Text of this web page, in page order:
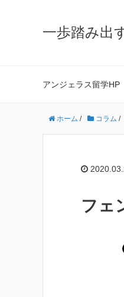
一歩踏み出
アンジェラス留学HP
ホーム / コラム /
フェ